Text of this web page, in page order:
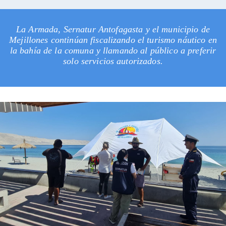
La Armada, Sernatur Antofagasta y el municipio de
Mejillones continúan fiscalizando el turismo náutico en
la bahía de la comuna y llamando al público a preferir
solo servicios autorizados.